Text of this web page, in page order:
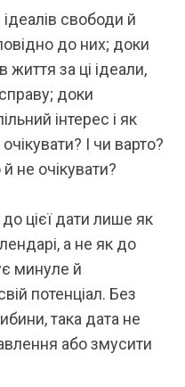
свободи й
до них; доки
життя за ці ідеали,
доки
інтерес і як
І чи варто?
не очікувати?
цієї дати лише як
а не як до
минуле й
потенціал. Без
така дата не
або змусити